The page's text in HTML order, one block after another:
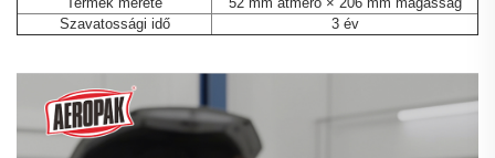
Szavatossági idő
3 év